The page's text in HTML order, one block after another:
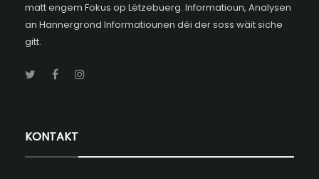
matt engem Fokus op Lëtzebuerg. Informatioun, Analysen
an Hannergrond Informatiounen déi der soss wäit siche
gitt.
KONTAKT